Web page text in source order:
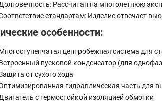
Рассчитан на многолетнюю
стандартам: Изделие отвечает
особенности:
центробежная система для
пусковой конденсатор (для
от сухого хода
гидравлическая часть для
с термостойкой изоляцией обмотки